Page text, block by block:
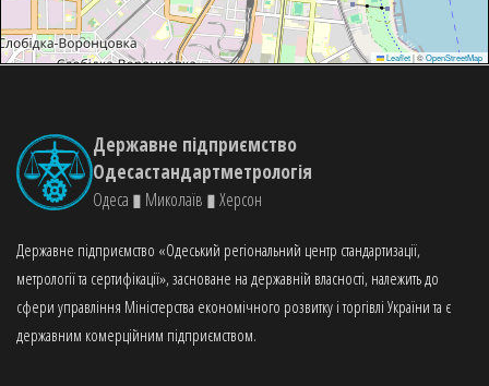
Leaflet|©OpenStreetMap
Державне підприємство
Одесастандартметрологія
Одеса ▮ Миколаїв ▮ Херсон
Державне підприємство «Одеський регіональний центр стандартизації,
метрології та сертифікації», засноване на державній власності, належить до
сфери управління Міністерства економічного розвитку і торгівлі України та є
державним комерційним підприємством.